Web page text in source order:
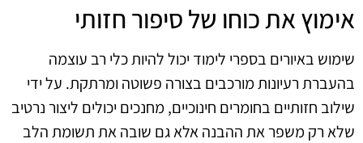
אימוץ את כוחו של סיפור חזותי
שימוש באיורים בספרי לימוד יכול להיות כלי רב עוצמה
בהעברת רעיונות מורכבים בצורה פשוטה ומרתקת. על ידי
שילוב חזותיים בחומרים חינוכיים, מחנכים יכולים ליצור נרטיב
שלא רק משפר את ההבנה אלא גם שובה את תשומת הלב